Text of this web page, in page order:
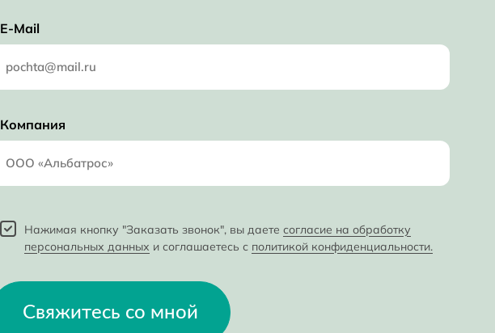
E-Mail
Компания
Нажимая кнопку "Заказать звонок", вы даете согласие на обработку
персональных данных и соглашаетесь с политикой конфиденциальности.
Свяжитесь со мной